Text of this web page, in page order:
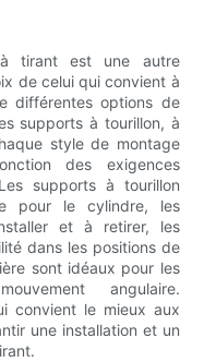
tirant est une autre
de celui qui convient à
différentes options de
supports à tourillon, à
style de montage
des exigences
supports à tourillon
pour le cylindre, les
et à retirer, les
dans les positions de
sont idéaux pour les
angulaire.
convient le mieux aux
une installation et un